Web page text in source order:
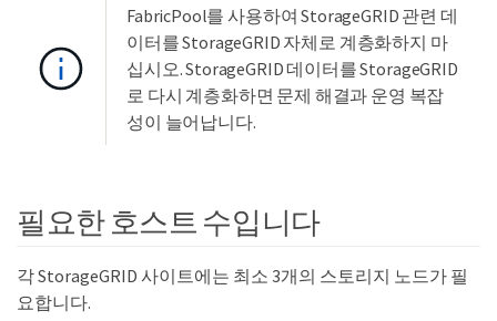
FabricPool를 사용하여 StorageGRID 관련 데
이터를 StorageGRID 자체로 계층화하지 마
십시오. StorageGRID 데이터를 StorageGRID
로 다시 계층화하면 문제 해결과 운영 복잡
성이 늘어납니다.
필요한 호스트 수입니다
각 StorageGRID 사이트에는 최소 3개의 스토리지 노드가 필
요합니다.